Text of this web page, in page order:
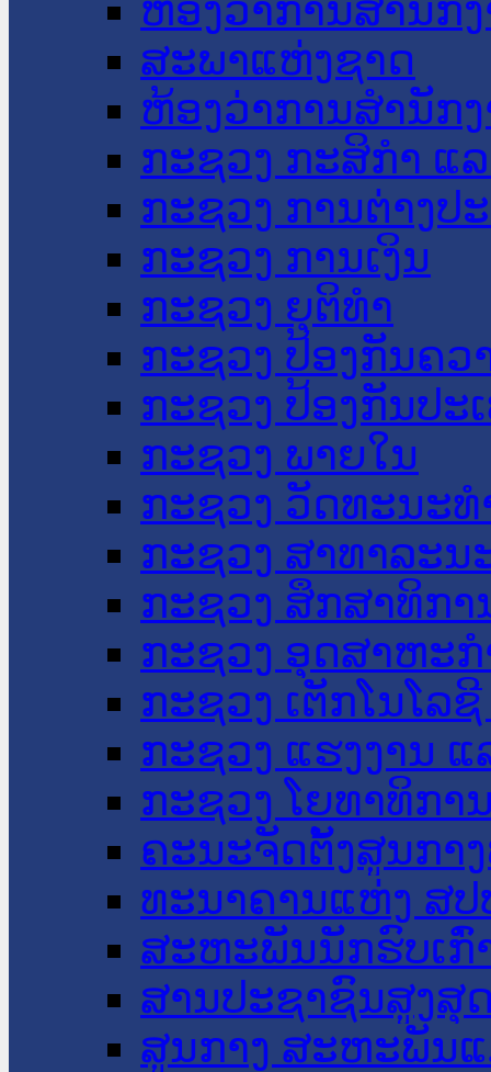
ຫ້ອງວ່າການສໍານັກ
ສະພາແຫ່ງຊາດ
ຫ້ອງວ່າການສຳນັກ
ກະຊວງ ກະສິກຳ ແ
ກະຊວງ ການຕ່າງປ
ກະຊວງ ການເງິນ
ກະຊວງ ຍຸຕິທໍາ
ກະຊວງ ປ້ອງກັນຄວ
ກະຊວງ ປ້ອງກັນປະ
ກະຊວງ ພາຍໃນ
ກະຊວງ ວັດທະນະ
ກະຊວງ ສາທາລະນ
ກະຊວງ ສຶກສາທິກາ
ກະຊວງ ອຸດສາຫະ
ກະຊວງ ເຕັກໂນໂລ
ກະຊວງ ແຮງງານ
ກະຊວງ ໂຍທາທິກາ
ຄະນະຈັດຕັ້ງສູນກາ
ທະນາຄານແຫ່ງ ສປ
ສະຫະພັນນັກຮົບເກົ່
ສານປະຊາຊົນສູງສຸ
ສູນກາງ ສະຫະພັນ